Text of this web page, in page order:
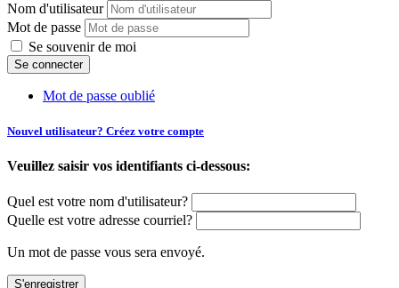
Nom d'utilisateur
Mot de passe
Se souvenir de moi
Mot de passe oublié
Nouvel utilisateur? Créez votre compte
Veuillez saisir vos identifiants ci-dessous:
Quel est votre nom d'utilisateur?
Quelle est votre adresse courriel?
Un mot de passe vous sera envoyé.